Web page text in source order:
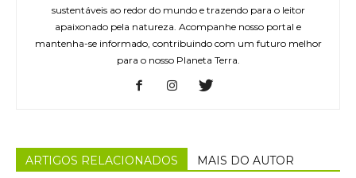
sustentáveis ao redor do mundo e trazendo para o leitor
apaixonado pela natureza. Acompanhe nosso portal e
mantenha-se informado, contribuindo com um futuro melhor
para o nosso Planeta Terra.
ARTIGOS RELACIONADOS MAIS DO AUTOR